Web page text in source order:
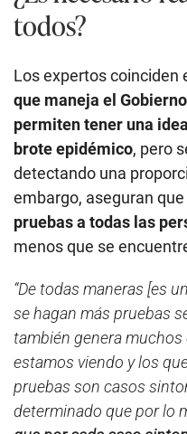
todos?
Los expertos coinciden
que maneja el
permiten tener una
brote epidémico, pero
detectando una
embargo, aseguran que
pruebas a todas las
menos que se
“De todas maneras [es
se hagan más pruebas
también genera
estamos viendo y los
pruebas son casos
determinado que por lo